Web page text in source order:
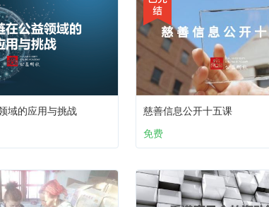
域的应用与挑战
慈善信息公开十五课
免费